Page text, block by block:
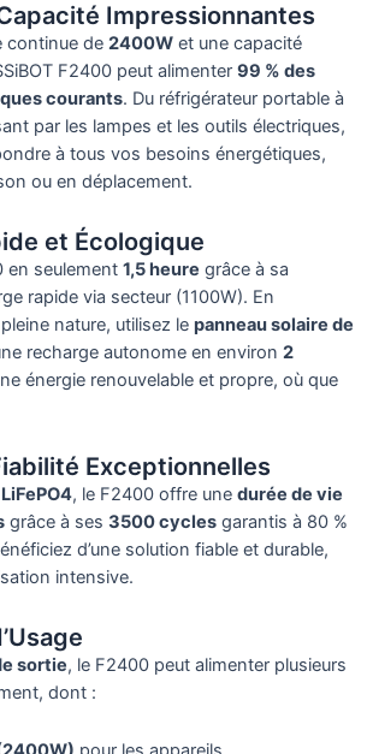
Impressionnantes
continue de 2400W et une capacité
F2400 peut alimenter 99 % des
courants. Du réfrigérateur portable à
par les lampes et les outils électriques,
à tous vos besoins énergétiques,
ou en déplacement.
et Écologique
en seulement 1,5 heure grâce à sa
rapide via secteur (1100W). En
nature, utilisez le panneau solaire de
recharge autonome en environ 2
énergie renouvelable et propre, où que
Exceptionnelles
LiFePO4, le F2400 offre une durée de vie
grâce à ses 3500 cycles garantis à 80 %
d’une solution fiable et durable,
intensive.
sortie, le F2400 peut alimenter plusieurs
dont :